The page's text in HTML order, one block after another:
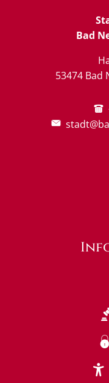
Bad
53474 Bad